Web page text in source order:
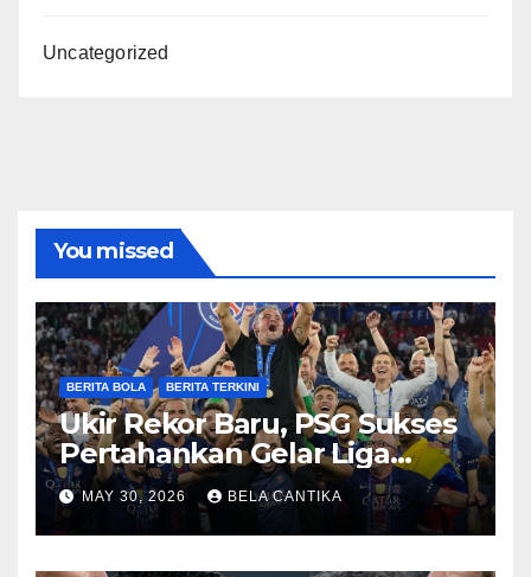
Uncategorized
You missed
BERITA BOLA BERITA TERKINI
Ukir Rekor Baru, PSG Sukses
Pertahankan Gelar Liga
Champions
MAY 30, 2026 BELA CANTIKA